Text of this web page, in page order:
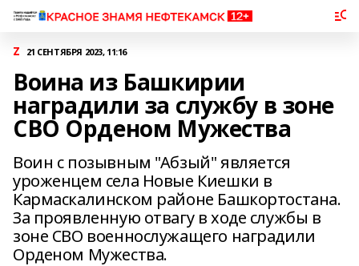
Z 21 СЕНТЯБРЯ 2023, 11:16
Воина из Башкирии
наградили за службу в зоне
СВО Орденом Мужества
Воин с позывным "Абзый" является
уроженцем села Новые Киешки в
Кармаскалинском районе Башкортостана.
За проявленную отвагу в ходе службы в
зоне СВО военнослужащего наградили
Орденом Мужества.